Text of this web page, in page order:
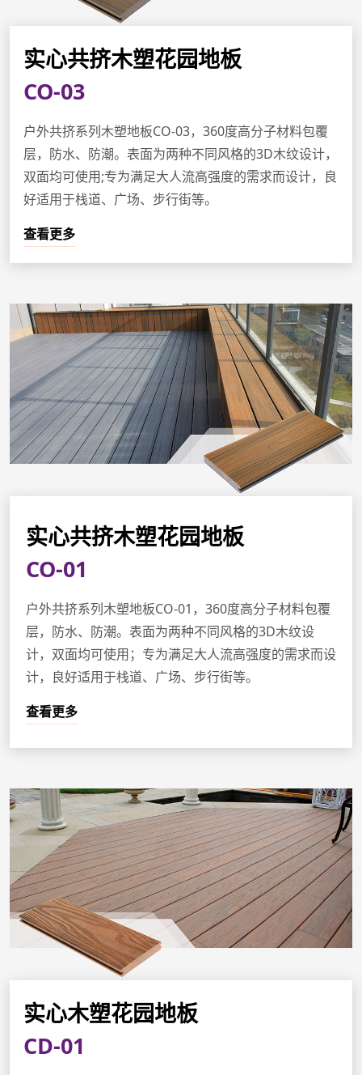
实心共挤木塑花园地板
CO-03
户外共挤系列木塑地板CO-03，360度高分子材料包覆
层，防水、防潮。表面为两种不同风格的3D木纹设计，
双面均可使用;专为满足大人流高强度的需求而设计，良
好适用于栈道、广场、步行街等。
查看更多
实心共挤木塑花园地板
CO-01
户外共挤系列木塑地板CO-01，360度高分子材料包覆
层，防水、防潮。表面为两种不同风格的3D木纹设
计，双面均可使用；专为满足大人流高强度的需求而设
计，良好适用于栈道、广场、步行街等。
查看更多
实心木塑花园地板
CD-01